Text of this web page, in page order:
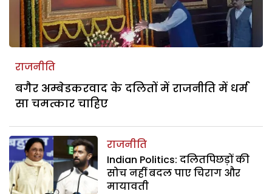
राजनीति
बगैर अम्बेडकरवाद के दलितों में राजनीति में धर्म
सा चमत्कार चाहिए
राजनीति
Indian Politics: दलितपिछड़ों की
सोच नहीं बदल पाए चिराग और
मायावती